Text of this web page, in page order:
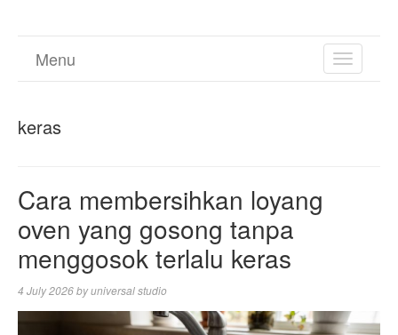
TOGGLE
Menu
keras
Cara membersihkan loyang
oven yang gosong tanpa
menggosok terlalu keras
4 July 2026byuniversal studio